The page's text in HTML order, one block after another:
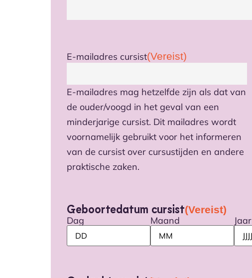
E-mailadres cursist(Vereist)
E-mailadres mag hetzelfde zijn als dat van
de ouder/voogd in het geval van een
minderjarige cursist. Dit mailadres wordt
voornamelijk gebruikt voor het informeren
van de cursist over cursustijden en andere
praktische zaken.
Geboortedatum cursist(Vereist)
Dag
Maand Jaar